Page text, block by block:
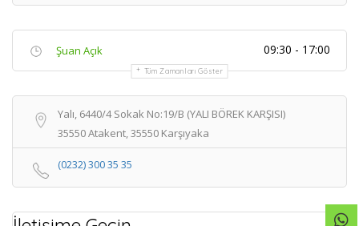
Şuan Açık 09:30 - 17:00
Tüm Zamanları Göster
Yalı, 6440/4 Sokak No:19/B (YALI BÖREK KARŞISI)
35550 Atakent, 35550 Karşıyaka
(0232) 300 35 35